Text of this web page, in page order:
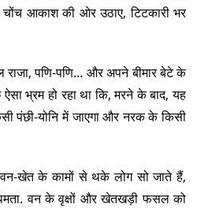
आकाश की ओर उठाए, टिटकारी भर
राजा, पणि-पणि… और अपने बीमार बेटे के
भ्रम हो रहा था कि, मरने के बाद, यह
पंछी-योनि में जाएगा और नरक के किसी
वन-खेत के कामों से थके लोग सो जाते हैं,
वन के वृक्षों और खेतखड़ी फसल को